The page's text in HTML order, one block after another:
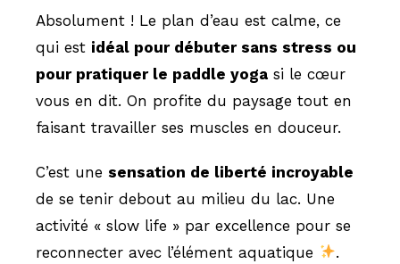
Absolument ! Le plan d’eau est calme, ce
qui est idéal pour débuter sans stress ou
pour pratiquer le paddle yoga si le cœur
vous en dit. On profite du paysage tout en
faisant travailler ses muscles en douceur.
C’est une sensation de liberté incroyable
de se tenir debout au milieu du lac. Une
activité « slow life » par excellence pour se
reconnecter avec l’élément aquatique
.